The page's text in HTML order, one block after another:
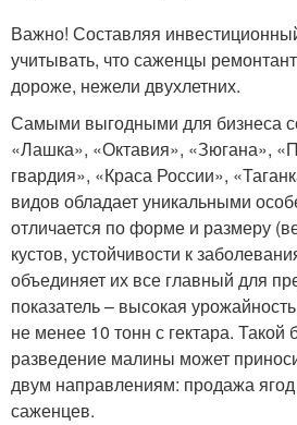
Важно! Составляя
учитывать, что саженцы
дороже, нежели двухлетних.
Самыми выгодными для бизнеса
«Лашка», «Октавия», «Зюгана»,
гвардия», «Краса России»,
видов обладает уникальными
отличается по форме и размеру
кустов, устойчивости к
объединяет их все главный для
показатель – высокая
не менее 10 тонн с гектара. Такой
разведение малины может
двум направлениям: продажа
саженцев.